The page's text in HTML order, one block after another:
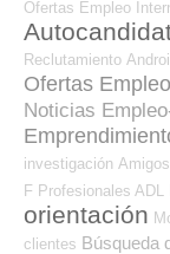
Ofertas Empleo
Reclutamiento
Ofertas
Noticias
investigación Amigos
F Profesionales ADL
orientación
clientes Búsqueda